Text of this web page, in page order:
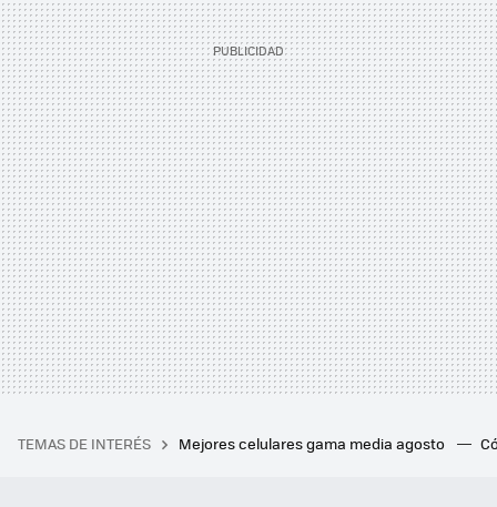
TEMAS DE INTERÉS Mejores celulares gama media agosto